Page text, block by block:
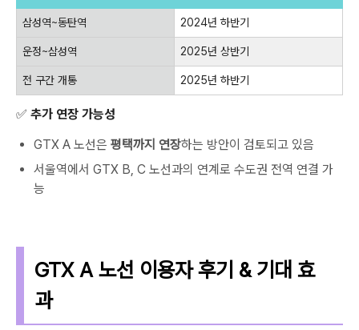
삼성역~동탄역 2024년 하반기
운정~삼성역 2025년 상반기
전 구간 개통 2025년 하반기
✅ 추가 연장 가능성
GTX A 노선은 평택까지 연장하는 방안이 검토되고 있음
서울역에서 GTX B, C 노선과의 연계로 수도권 전역 연결 가
능
GTX A 노선 이용자 후기 & 기대 효
과